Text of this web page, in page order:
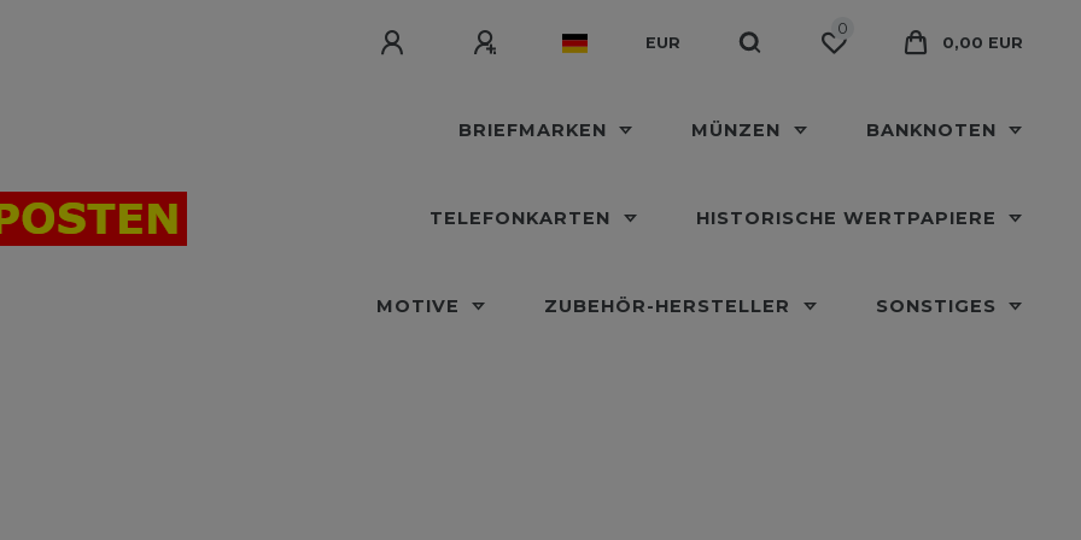
EUR
0
0,00 EUR
BRIEFMARKEN MÜNZEN BANKNOTEN
TELEFONKARTEN HISTORISCHE WERTPAPIERE
MOTIVE ZUBEHÖR-HERSTELLER SONSTIGES